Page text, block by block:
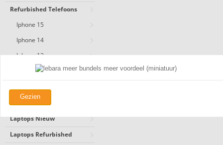
Refurbished Telefoons
Iphone 15
Iphone 14
Iphone 13
Reparatie Telefoon
PC Refurbished
Laptops Nieuw
Laptops Refurbished
Gezien